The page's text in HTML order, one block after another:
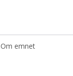
Om emnet